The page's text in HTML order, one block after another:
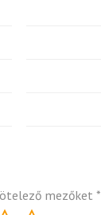
mezőket *